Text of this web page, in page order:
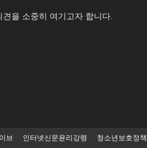
을 소중히 여기고자 합니다.
브 인터넷신문윤리강령 청소년보호정책